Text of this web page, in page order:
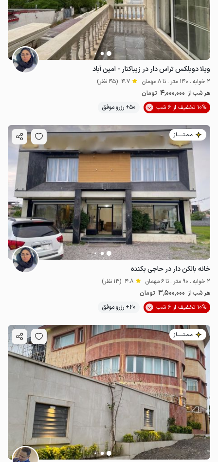
ویلا دوبلکس تراس دار در زیباکنار - امین آباد
2 خوابه . 140 متر . تا 8 مهمان 4.7 (45 نظر)
هر شب از 4٬000٬000 تومان
10% تخفیف از 6 شب
50+ رزرو موفق
مـمـتــــــاز
خانه بالکن دار در حاجی بکنده
2 خوابه . 90 متر . تا 6 مهمان 4.8 (13 نظر)
هر شب از 3٬500٬000 تومان
10% تخفیف از 6 شب
20+ رزرو موفق
مـمـتــــــاز